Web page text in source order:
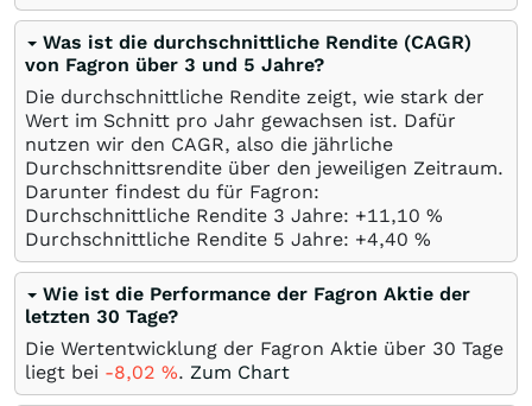
Was ist die durchschnittliche Rendite (CAGR)
von Fagron über 3 und 5 Jahre?
Die durchschnittliche Rendite zeigt, wie stark der
Wert im Schnitt pro Jahr gewachsen ist. Dafür
nutzen wir den CAGR, also die jährliche
Durchschnittsrendite über den jeweiligen Zeitraum.
Darunter findest du für Fagron:
Durchschnittliche Rendite 3 Jahre: +11,10 %
Durchschnittliche Rendite 5 Jahre: +4,40 %
Wie ist die Performance der Fagron Aktie der
letzten 30 Tage?
Die Wertentwicklung der Fagron Aktie über 30 Tage
liegt bei -8,02 %. Zum Chart